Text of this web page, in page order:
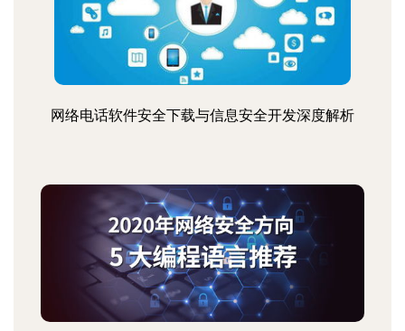
网络电话软件安全下载与信息安全开发深度解析